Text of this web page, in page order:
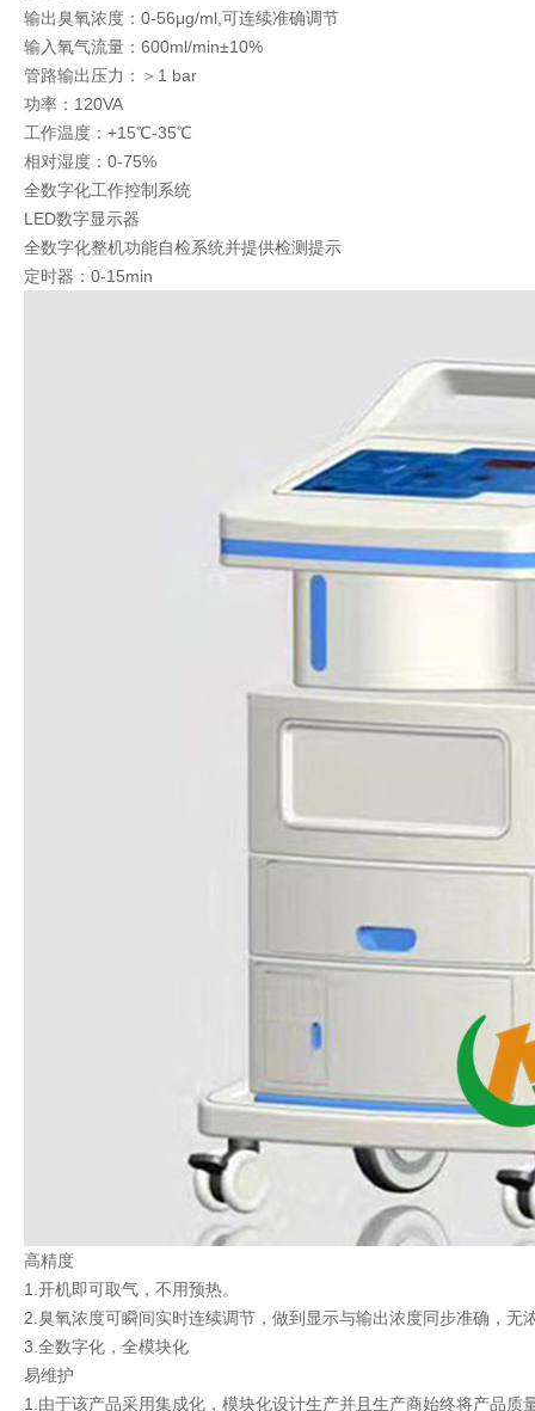
输出臭氧浓度：0-56μg/ml,可连续准确调节
输入氧气流量：600ml/min±10%
管路输出压力：＞1 bar
功率：120VA
工作温度：+15℃-35℃
相对湿度：0-75%
全数字化工作控制系统
LED数字显示器
全数字化整机功能自检系统并提供检测提示
定时器：0-15min
高精度
1.开机即可取气，不用预热。
2.臭氧浓度可瞬间实时连续调节，做到显示与输出浓度同步准确，无
3.全数字化，全模块化
易维护
1.由于该产品采用集成化，模块化设计生产并且生产商始终将产品质